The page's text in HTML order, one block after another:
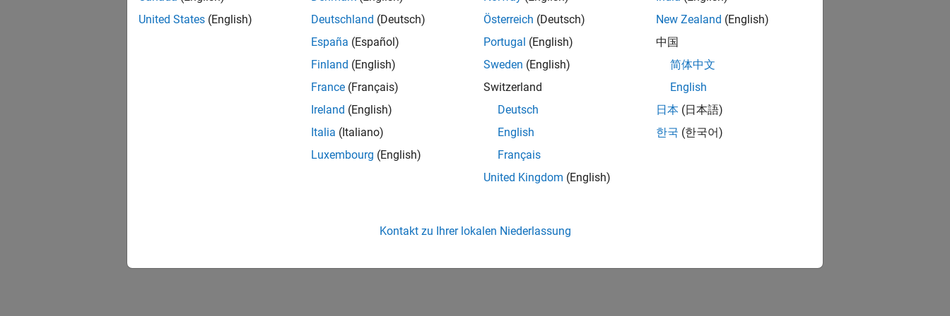
United States (English)
Deutschland (Deutsch)
España (Español)
Finland (English)
France (Français)
Ireland (English)
Italia (Italiano)
Luxembourg (English)
Österreich (Deutsch)
Portugal (English)
Sweden (English)
Switzerland
Deutsch
English
Français
United Kingdom (English)
New Zealand (English)
中国
简体中文
English
日本 (日本語)
한국 (한국어)
Kontakt zu Ihrer lokalen Niederlassung